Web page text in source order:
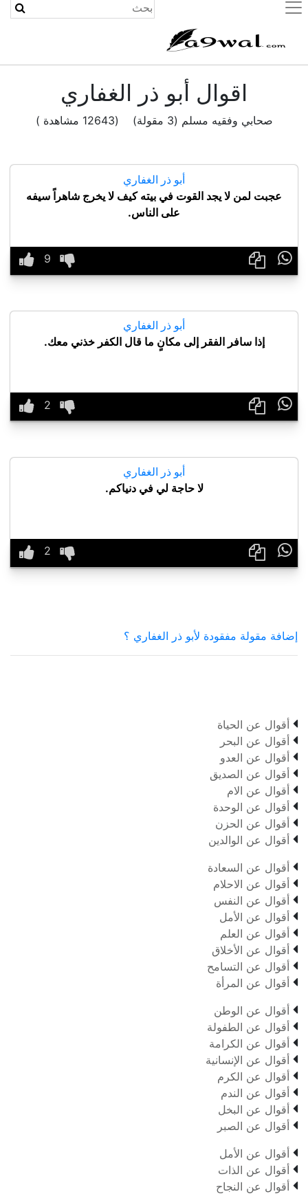
(current)
اقوال أبو ذر الغفاري
صحابي وفقيه مسلم (3 مقولة) (12643 مشاهدة )
أبو ذر الغفاري
عجبت لمن لا يجد القوت في بيته كيف لا يخرج شاهراً سيفه
على الناس.

أبو ذر الغفاري
إذا سافر الفقر إلى مكانٍ ما قال الكفر خذني معك.

أبو ذر الغفاري
لا حاجة لي في دنياكم.

إضافة مقولة مفقودة لأبو ذر الغفاري ؟
 أقوال عن الحياة
 أقوال عن البحر
 أقوال عن العدو
 أقوال عن الصديق
 أقوال عن الام
 أقوال عن الوحدة
 أقوال عن الحزن
 أقوال عن الوالدين
 أقوال عن السعادة
 أقوال عن الاحلام
 أقوال عن النفس
 أقوال عن الأمل
 أقوال عن العلم
 أقوال عن الأخلاق
 أقوال عن التسامح
 أقوال عن المرأة
 أقوال عن الوطن
 أقوال عن الطفولة
 أقوال عن الكرامة
 أقوال عن الإنسانية
 أقوال عن الكرم
 أقوال عن الندم
 أقوال عن البخل
 أقوال عن الصبر
 أقوال عن الأمل
 أقوال عن الذات
 أقوال عن النجاح